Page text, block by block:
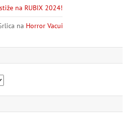
na RUBIX 2024!
na Horror Vacui